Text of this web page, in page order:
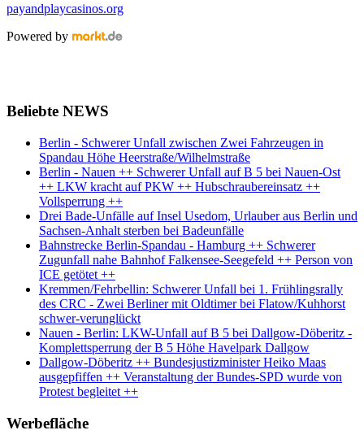
payandplaycasinos.org
Powered by
Beliebte NEWS
Berlin - Schwerer Unfall zwischen Zwei Fahrzeugen in
Spandau Höhe Heerstraße/Wilhelmstraße
Berlin - Nauen ++ Schwerer Unfall auf B 5 bei Nauen-Ost
++ LKW kracht auf PKW ++ Hubschraubereinsatz ++
Vollsperrung ++
Drei Bade-Unfälle auf Insel Usedom, Urlauber aus Berlin und
Sachsen-Anhalt sterben bei Badeunfälle
Bahnstrecke Berlin-Spandau - Hamburg ++ Schwerer
Zugunfall nahe Bahnhof Falkensee-Seegefeld ++ Person von
ICE getötet ++
Kremmen/Fehrbellin: Schwerer Unfall bei 1. Frühlingsrally
des CRC - Zwei Berliner mit Oldtimer bei Flatow/Kuhhorst
schwer-verunglückt
Nauen - Berlin: LKW-Unfall auf B 5 bei Dallgow-Döberitz -
Komplettsperrung der B 5 Höhe Havelpark Dallgow
Dallgow-Döberitz ++ Bundesjustizminister Heiko Maas
ausgepfiffen ++ Veranstaltung der Bundes-SPD wurde von
Protest begleitet ++
Werbefläche